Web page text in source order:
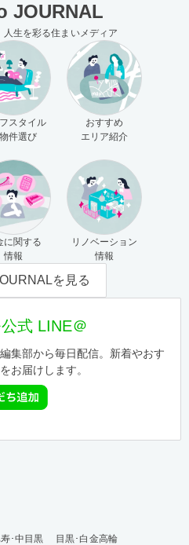
JOURNAL
人生を彩る住まいメディア
スタイル
件選び
おすすめ
エリア紹介
に関する
情報
リノベーション
情報
を見る
式 LINE＠
集部から毎日配信。新着やおす
お届けします。
･中目黒
目黒･白金高輪